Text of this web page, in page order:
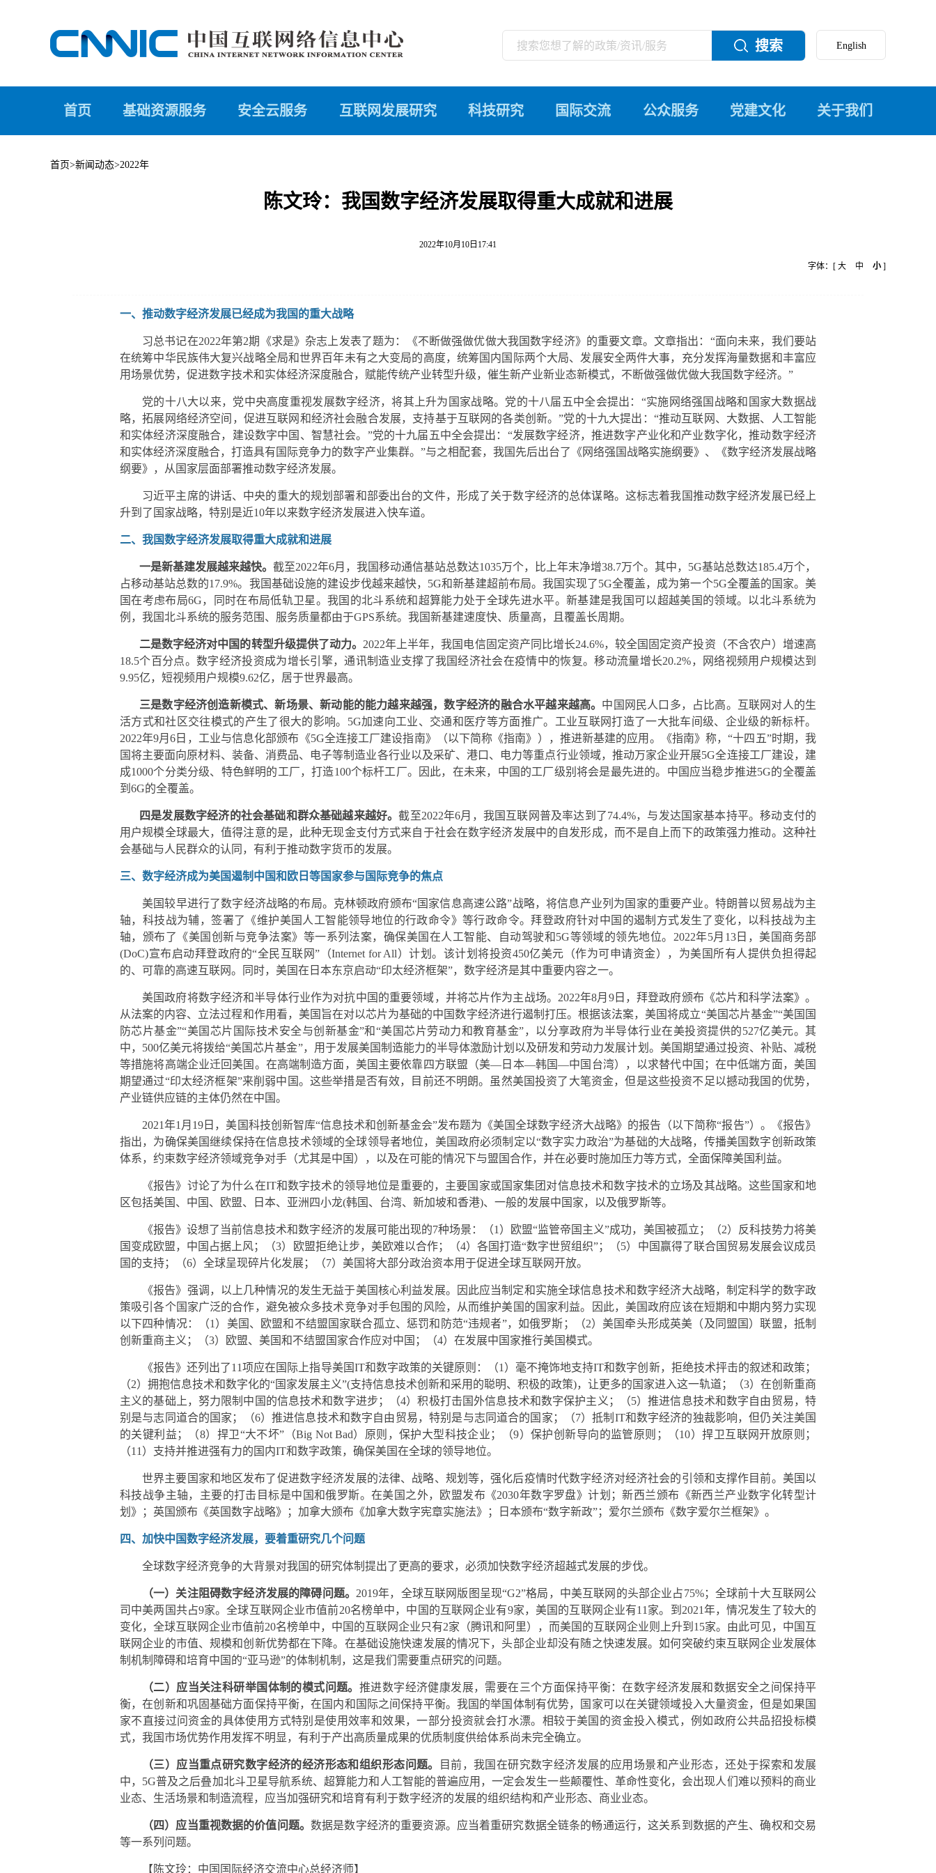
搜索
首页 基础资源服务 安全云服务 互联网发展研究 科技研究 国际交流 公众服务 党建文化 关于我们
首页>新闻动态>2022年
陈文玲：我国数字经济发展取得重大成就和进展
2022年10月10日17:41
字体：[ 大 中 小 ]
一、推动数字经济发展已经成为我国的重大战略
习总书记在2022年第2期《求是》杂志上发表了题为：《不断做强做优做大我国数字经济》的重要文章。文章指出：“面向未来，我们要站
在统筹中华民族伟大复兴战略全局和世界百年未有之大变局的高度，统筹国内国际两个大局、发展安全两件大事，充分发挥海量数据和丰富应
用场景优势，促进数字技术和实体经济深度融合，赋能传统产业转型升级，催生新产业新业态新模式，不断做强做优做大我国数字经济。”
党的十八大以来，党中央高度重视发展数字经济，将其上升为国家战略。党的十八届五中全会提出：“实施网络强国战略和国家大数据战
略，拓展网络经济空间，促进互联网和经济社会融合发展，支持基于互联网的各类创新。”党的十九大提出：“推动互联网、大数据、人工智能
和实体经济深度融合，建设数字中国、智慧社会。”党的十九届五中全会提出：“发展数字经济，推进数字产业化和产业数字化，推动数字经济
和实体经济深度融合，打造具有国际竞争力的数字产业集群。”与之相配套，我国先后出台了《网络强国战略实施纲要》、《数字经济发展战略
纲要》，从国家层面部署推动数字经济发展。
习近平主席的讲话、中央的重大的规划部署和部委出台的文件，形成了关于数字经济的总体谋略。这标志着我国推动数字经济发展已经上
升到了国家战略，特别是近10年以来数字经济发展进入快车道。
二、我国数字经济发展取得重大成就和进展
一是新基建发展越来越快。 截至2022年6月，我国移动通信基站总数达1035万个，比上年末净增38.7万个。其中，5G基站总数达185.4万个，
占移动基站总数的17.9%。我国基础设施的建设步伐越来越快，5G和新基建超前布局。我国实现了5G全覆盖，成为第一个5G全覆盖的国家。美
国在考虑布局6G，同时在布局低轨卫星。我国的北斗系统和超算能力处于全球先进水平。新基建是我国可以超越美国的领域。以北斗系统为
例，我国北斗系统的服务范围、服务质量都由于GPS系统。我国新基建速度快、质量高，且覆盖长周期。
二是数字经济对中国的转型升级提供了动力。 2022年上半年，我国电信固定资产同比增长24.6%，较全国固定资产投资（不含农户）增速高
18.5个百分点。数字经济投资成为增长引擎，通讯制造业支撑了我国经济社会在疫情中的恢复。移动流量增长20.2%，网络视频用户规模达到
9.95亿，短视频用户规模9.62亿，居于世界最高。
三是数字经济创造新模式、新场景、新动能的能力越来越强，数字经济的融合水平越来越高。 中国网民人口多，占比高。互联网对人的生
活方式和社区交往模式的产生了很大的影响。5G加速向工业、交通和医疗等方面推广。工业互联网打造了一大批车间级、企业级的新标杆。
2022年9月6日，工业与信息化部颁布《5G全连接工厂建设指南》（以下简称《指南》），推进新基建的应用。《指南》称，“十四五”时期，我
国将主要面向原材料、装备、消费品、电子等制造业各行业以及采矿、港口、电力等重点行业领域，推动万家企业开展5G全连接工厂建设，建
成1000个分类分级、特色鲜明的工厂，打造100个标杆工厂。因此，在未来，中国的工厂级别将会是最先进的。中国应当稳步推进5G的全覆盖
到6G的全覆盖。
四是发展数字经济的社会基础和群众基础越来越好。截至2022年6月，我国互联网普及率达到了74.4%，与发达国家基本持平。移动支付的
用户规模全球最大，值得注意的是，此种无现金支付方式来自于社会在数字经济发展中的自发形成，而不是自上而下的政策强力推动。这种社
会基础与人民群众的认同，有利于推动数字货币的发展。
三、数字经济成为美国遏制中国和欧日等国家参与国际竞争的焦点
美国较早进行了数字经济战略的布局。克林顿政府颁布“国家信息高速公路”战略，将信息产业列为国家的重要产业。特朗普以贸易战为主
轴，科技战为辅，签署了《维护美国人工智能领导地位的行政命令》等行政命令。拜登政府针对中国的遏制方式发生了变化，以科技战为主
轴，颁布了《美国创新与竞争法案》等一系列法案，确保美国在人工智能、自动驾驶和5G等领域的领先地位。2022年5月13日，美国商务部
(DoC)宣布启动拜登政府的“全民互联网”（Internet for All）计划。该计划将投资450亿美元（作为可申请资金），为美国所有人提供负担得起
的、可靠的高速互联网。同时，美国在日本东京启动“印太经济框架”，数字经济是其中重要内容之一。
美国政府将数字经济和半导体行业作为对抗中国的重要领域，并将芯片作为主战场。2022年8月9日，拜登政府颁布《芯片和科学法案》。
从法案的内容、立法过程和作用看，美国旨在对以芯片为基础的中国数字经济进行遏制打压。根据该法案，美国将成立“美国芯片基金”“美国国
防芯片基金”“美国芯片国际技术安全与创新基金”和“美国芯片劳动力和教育基金”，以分享政府为半导体行业在美投资提供的527亿美元。其
中，500亿美元将拨给“美国芯片基金”，用于发展美国制造能力的半导体激励计划以及研发和劳动力发展计划。美国期望通过投资、补贴、减税
等措施将高端企业迁回美国。在高端制造方面，美国主要依靠四方联盟（美—日本—韩国—中国台湾），以求替代中国；在中低端方面，美国
期望通过“印太经济框架”来削弱中国。这些举措是否有效，目前还不明朗。虽然美国投资了大笔资金，但是这些投资不足以撼动我国的优势，
产业链供应链的主体仍然在中国。
2021年1月19日，美国科技创新智库“信息技术和创新基金会”发布题为《美国全球数字经济大战略》的报告（以下简称“报告”）。《报告》
指出，为确保美国继续保持在信息技术领域的全球领导者地位，美国政府必须制定以“数字实力政治”为基础的大战略，传播美国数字创新政策
体系，约束数字经济领域竞争对手（尤其是中国），以及在可能的情况下与盟国合作，并在必要时施加压力等方式，全面保障美国利益。
《报告》讨论了为什么在IT和数字技术的领导地位是重要的，主要国家或国家集团对信息技术和数字技术的立场及其战略。这些国家和地
区包括美国、中国、欧盟、日本、亚洲四小龙(韩国、台湾、新加坡和香港)、一般的发展中国家，以及俄罗斯等。
《报告》设想了当前信息技术和数字经济的发展可能出现的7种场景：（1）欧盟“监管帝国主义”成功，美国被孤立；（2）反科技势力将美
国变成欧盟，中国占据上风；（3）欧盟拒绝让步，美欧难以合作；（4）各国打造“数字世贸组织”；（5）中国赢得了联合国贸易发展会议成员
国的支持；（6）全球呈现碎片化发展；（7）美国将大部分政治资本用于促进全球互联网开放。
《报告》强调，以上几种情况的发生无益于美国核心利益发展。因此应当制定和实施全球信息技术和数字经济大战略，制定科学的数字政
策吸引各个国家广泛的合作，避免被众多技术竞争对手包围的风险，从而维护美国的国家利益。因此，美国政府应该在短期和中期内努力实现
以下四种情况：（1）美国、欧盟和不结盟国家联合孤立、惩罚和防范“违规者”，如俄罗斯；（2）美国牵头形成英美（及同盟国）联盟，抵制
创新重商主义；（3）欧盟、美国和不结盟国家合作应对中国；（4）在发展中国家推行美国模式。
《报告》还列出了11项应在国际上指导美国IT和数字政策的关键原则：（1）毫不掩饰地支持IT和数字创新，拒绝技术抨击的叙述和政策；
（2）拥抱信息技术和数字化的“国家发展主义”(支持信息技术创新和采用的聪明、积极的政策)，让更多的国家进入这一轨道；（3）在创新重商
主义的基础上，努力限制中国的信息技术和数字进步；（4）积极打击国外信息技术和数字保护主义；（5）推进信息技术和数字自由贸易，特
别是与志同道合的国家；（6）推进信息技术和数字自由贸易，特别是与志同道合的国家；（7）抵制IT和数字经济的独裁影响，但仍关注美国
的关键利益；（8）捍卫“大不坏”（Big Not Bad）原则，保护大型科技企业；（9）保护创新导向的监管原则；（10）捍卫互联网开放原则；
（11）支持并推进强有力的国内IT和数字政策，确保美国在全球的领导地位。
世界主要国家和地区发布了促进数字经济发展的法律、战略、规划等，强化后疫情时代数字经济对经济社会的引领和支撑作目前。美国以
科技战争主轴，主要的打击目标是中国和俄罗斯。在美国之外，欧盟发布《2030年数字罗盘》计划；新西兰颁布《新西兰产业数字化转型计
划》；英国颁布《英国数字战略》；加拿大颁布《加拿大数字宪章实施法》；日本颁布“数字新政”；爱尔兰颁布《数字爱尔兰框架》。
四、加快中国数字经济发展，要着重研究几个问题
全球数字经济竞争的大背景对我国的研究体制提出了更高的要求，必须加快数字经济超越式发展的步伐。
（一）关注阻碍数字经济发展的障碍问题。 2019年，全球互联网版图呈现“G2”格局，中美互联网的头部企业占75%；全球前十大互联网公
司中美两国共占9家。全球互联网企业市值前20名榜单中，中国的互联网企业有9家，美国的互联网企业有11家。到2021年，情况发生了较大的
变化，全球互联网企业市值前20名榜单中，中国的互联网企业只有2家（腾讯和阿里），而美国的互联网企业则上升到15家。由此可见，中国互
联网企业的市值、规模和创新优势都在下降。在基础设施快速发展的情况下，头部企业却没有随之快速发展。如何突破约束互联网企业发展体
制机制障碍和培育中国的“亚马逊”的体制机制，这是我们需要重点研究的问题。
（二）应当关注科研举国体制的模式问题。 推进数字经济健康发展，需要在三个方面保持平衡：在数字经济发展和数据安全之间保持平
衡，在创新和巩固基础方面保持平衡，在国内和国际之间保持平衡。我国的举国体制有优势，国家可以在关键领域投入大量资金，但是如果国
家不直接过问资金的具体使用方式特别是使用效率和效果，一部分投资就会打水漂。相较于美国的资金投入模式，例如政府公共品招投标模
式，我国市场优势作用发挥不明显，有利于产出高质量成果的优质制度供给体系尚未完全确立。
（三）应当重点研究数字经济的经济形态和组织形态问题。
目前，我国在研究数字经济发展的应用场景和产业形态，还处于探索和发展
中，5G普及之后叠加北斗卫星导航系统、超算能力和人工智能的普遍应用，一定会发生一些颠覆性、革命性变化，会出现人们难以预料的商业
业态、生活场景和制造流程，应当加强研究和培育有利于数字经济的发展的组织结构和产业形态、商业业态。
（四）应当重视数据的价值问题。数据是数字经济的重要资源。应当着重研究数据全链条的畅通运行，这关系到数据的产生、确权和交易
等一系列问题。
【陈文玲：中国国际经济交流中心总经济师】